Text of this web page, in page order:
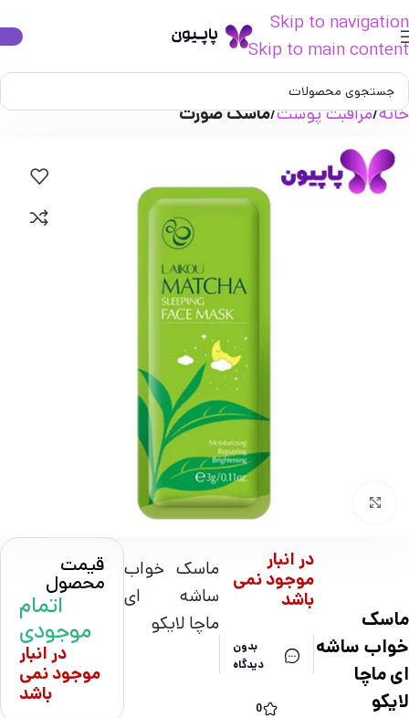
Skip to navigation
Skip to main content
خانه مراقبت پوست ماسک صورت
بزرگنمایی تصویر
در انبار
موجود نمی
باشد
بدون
دیدگاه
0
ماسک
خواب ساشه
ای ماچا
لایکو
ماسک خواب
ساشه ای
ماچا لایکو
قیمت
محصول
اتمام
موجودی
در انبار
موجود نمی
باشد